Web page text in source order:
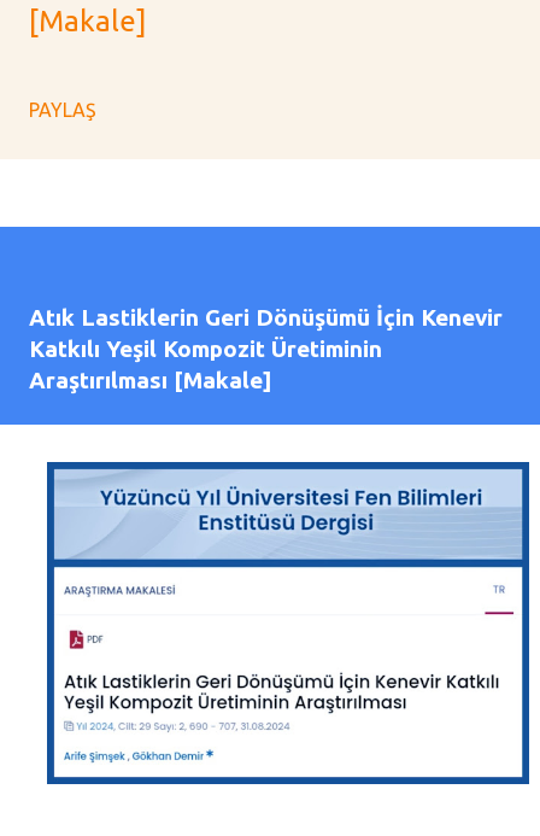
[Makale]
PAYLAŞ
Atık Lastiklerin Geri Dönüşümü İçin Kenevir
Katkılı Yeşil Kompozit Üretiminin
Araştırılması [Makale]